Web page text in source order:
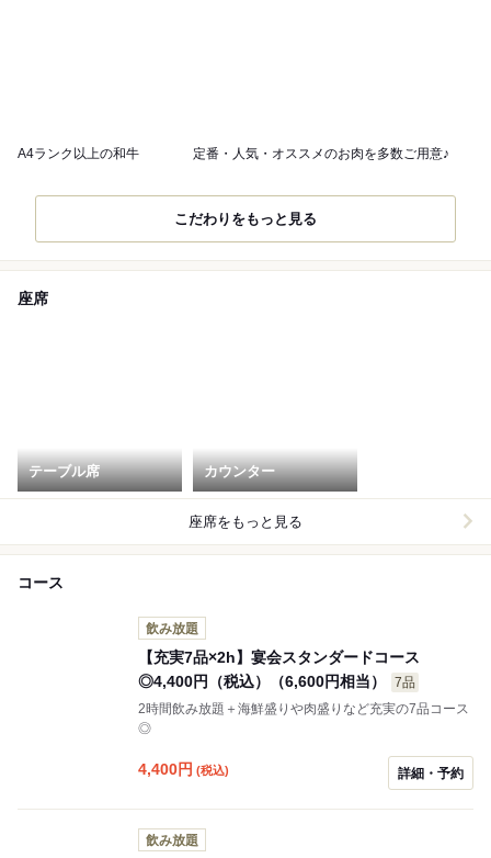
A4ランク以上の和牛 定番・人気・オススメのお肉を多数ご用意♪
こだわりをもっと見る
座席
テーブル席 カウンター
座席をもっと見る
コース
飲み放題
【充実7品×2h】宴会スタンダードコース
◎4,400円（税込）（6,600円相当）
7品
2時間飲み放題＋海鮮盛りや肉盛りなど充実の7品コース
◎
4,400円 (税込) 詳細・予約
飲み放題